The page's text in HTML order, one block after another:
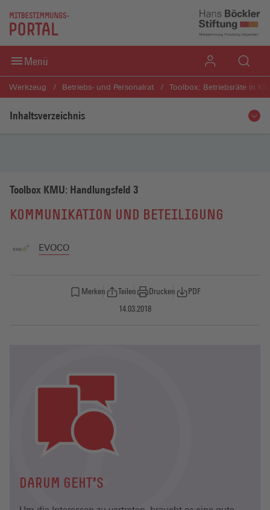
Direkt zum Inhaltsbereich
Direkt zum Fußbereich
Menü
Werkzeug Betriebs- und Personalrat Toolbox: Betriebsräte in
Inhaltsverzeichnis
Toolbox KMU: Handlungsfeld 3
KOMMUNIKATION UND BETEILIGUNG
EVOCO
Merken Teilen Drucken
PDF
14.03.2018
DARUM GEHT'S